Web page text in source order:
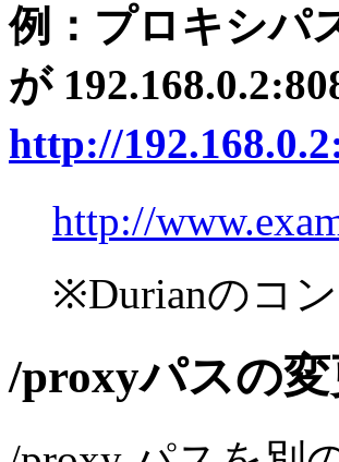
例：プロキシパ
が
http://
http://
※Durianのコ
/proxyパスの変